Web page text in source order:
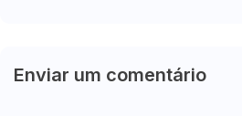
Enviar um comentário